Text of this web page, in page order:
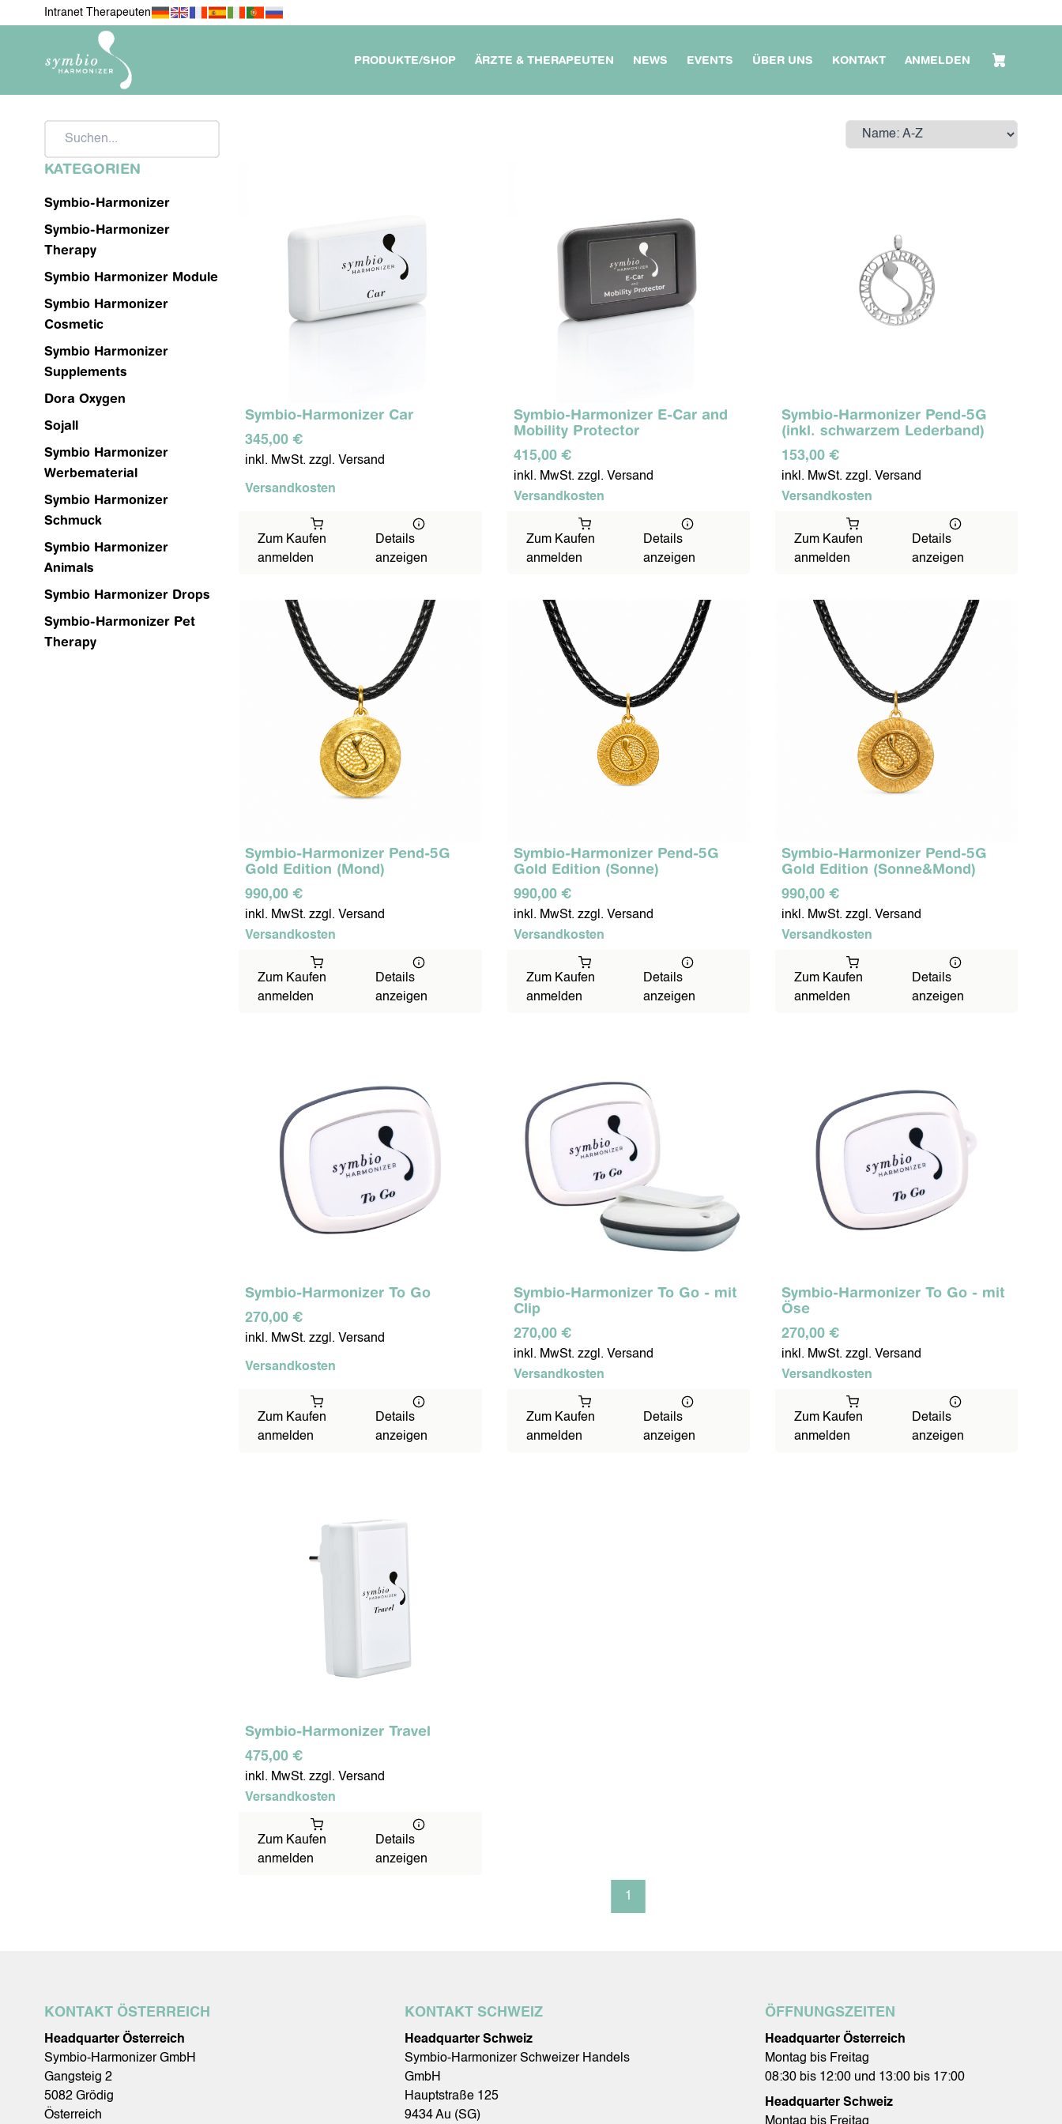
Intranet Therapeuten
PRODUKTE/SHOP
MOBILE ENDGERÄTE MEIN SCHUTZ UNTERWEGS
ERNÄHRUNG
ÄRZTE & THERAPEUTEN NEWS EVENTS ÜBER UNS KONTAKT ANMELDEN
KATEGORIEN
Symbio-Harmonizer
Symbio-Harmonizer
Therapy
Symbio Harmonizer Module
Symbio Harmonizer
Cosmetic
Symbio Harmonizer
Supplements
Dora Oxygen
Sojall
Symbio Harmonizer
Werbematerial
Symbio Harmonizer
Schmuck
Symbio Harmonizer
Animals
Symbio Harmonizer Drops
Symbio-Harmonizer Pet
Therapy
Sort by
Symbio-Harmonizer Car
345,00 €
inkl. MwSt. zzgl. Versand
Versandkosten
Zum Kaufen
anmelden
Details
anzeigen
Symbio-Harmonizer E-Car and
Mobility Protector
415,00 €
inkl. MwSt. zzgl. Versand
Versandkosten
Zum Kaufen
anmelden
Details
anzeigen
Symbio-Harmonizer Pend-5G
(inkl. schwarzem Lederband)
153,00 €
inkl. MwSt. zzgl. Versand
Versandkosten
Zum Kaufen
anmelden
Details
anzeigen
Symbio-Harmonizer Pend-5G
Gold Edition (Mond)
990,00 €
inkl. MwSt. zzgl. Versand
Versandkosten
Zum Kaufen
anmelden
Details
anzeigen
Symbio-Harmonizer Pend-5G
Gold Edition (Sonne)
990,00 €
inkl. MwSt. zzgl. Versand
Versandkosten
Zum Kaufen
anmelden
Details
anzeigen
Symbio-Harmonizer Pend-5G
Gold Edition (Sonne&Mond)
990,00 €
inkl. MwSt. zzgl. Versand
Versandkosten
Zum Kaufen
anmelden
Details
anzeigen
Symbio-Harmonizer To Go
270,00 €
inkl. MwSt. zzgl. Versand
Versandkosten
Zum Kaufen
anmelden
Details
anzeigen
Symbio-Harmonizer To Go - mit
Clip
270,00 €
inkl. MwSt. zzgl. Versand
Versandkosten
Zum Kaufen
anmelden
Details
anzeigen
Symbio-Harmonizer To Go - mit
Öse
270,00 €
inkl. MwSt. zzgl. Versand
Versandkosten
Zum Kaufen
anmelden
Details
anzeigen
Symbio-Harmonizer Travel
475,00 €
inkl. MwSt. zzgl. Versand
Versandkosten
Zum Kaufen
anmelden
Details
anzeigen
1
KONTAKT ÖSTERREICH
Headquarter Österreich
Symbio-Harmonizer GmbH
Gangsteig 2
5082 Grödig
Österreich
KONTAKT SCHWEIZ
Headquarter Schweiz
Symbio-Harmonizer Schweizer Handels
GmbH
Hauptstraße 125
9434 Au (SG)
ÖFFNUNGSZEITEN
Headquarter Österreich
Montag bis Freitag
08:30 bis 12:00 und 13:00 bis 17:00
Headquarter Schweiz